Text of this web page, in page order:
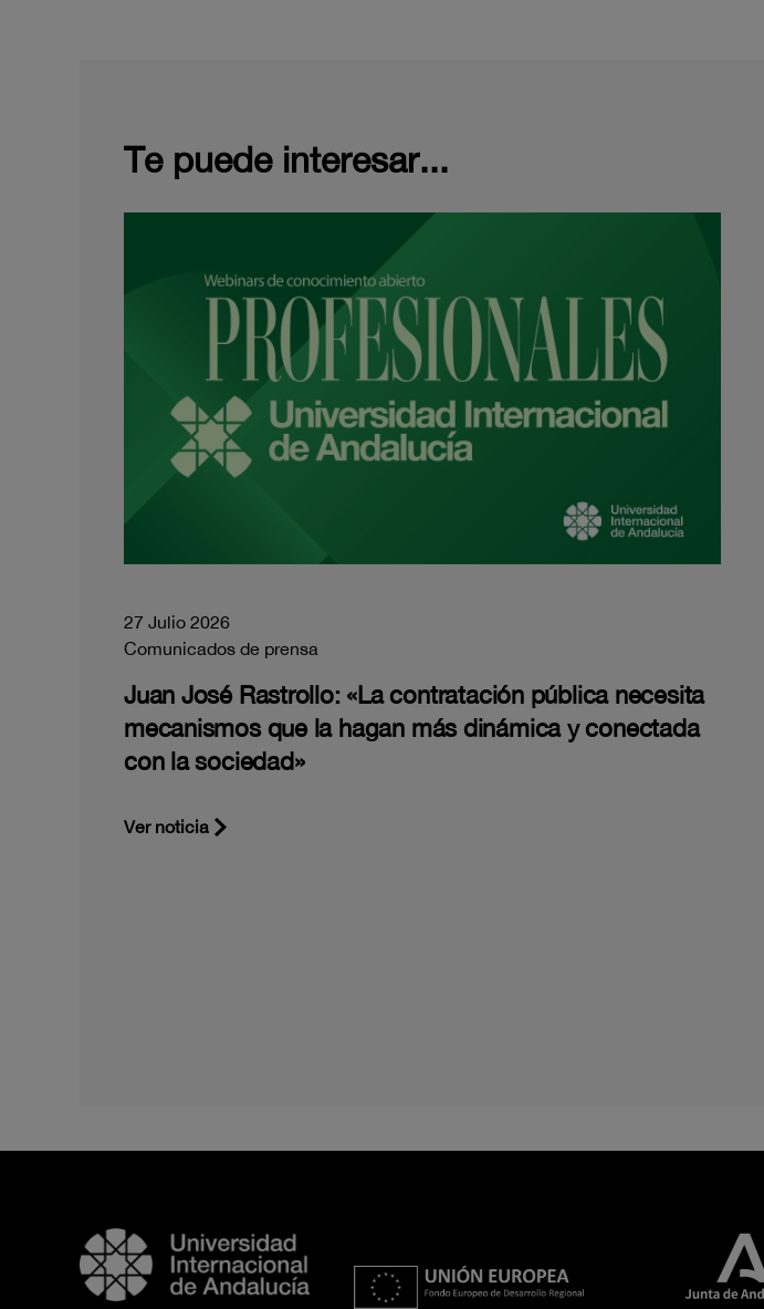
Te puede interesar...
27 Julio 2026
Comunicados de prensa
Juan José Rastrollo: «La contratación pública necesita
mecanismos que la hagan más dinámica y conectada
con la sociedad»
Ver noticia